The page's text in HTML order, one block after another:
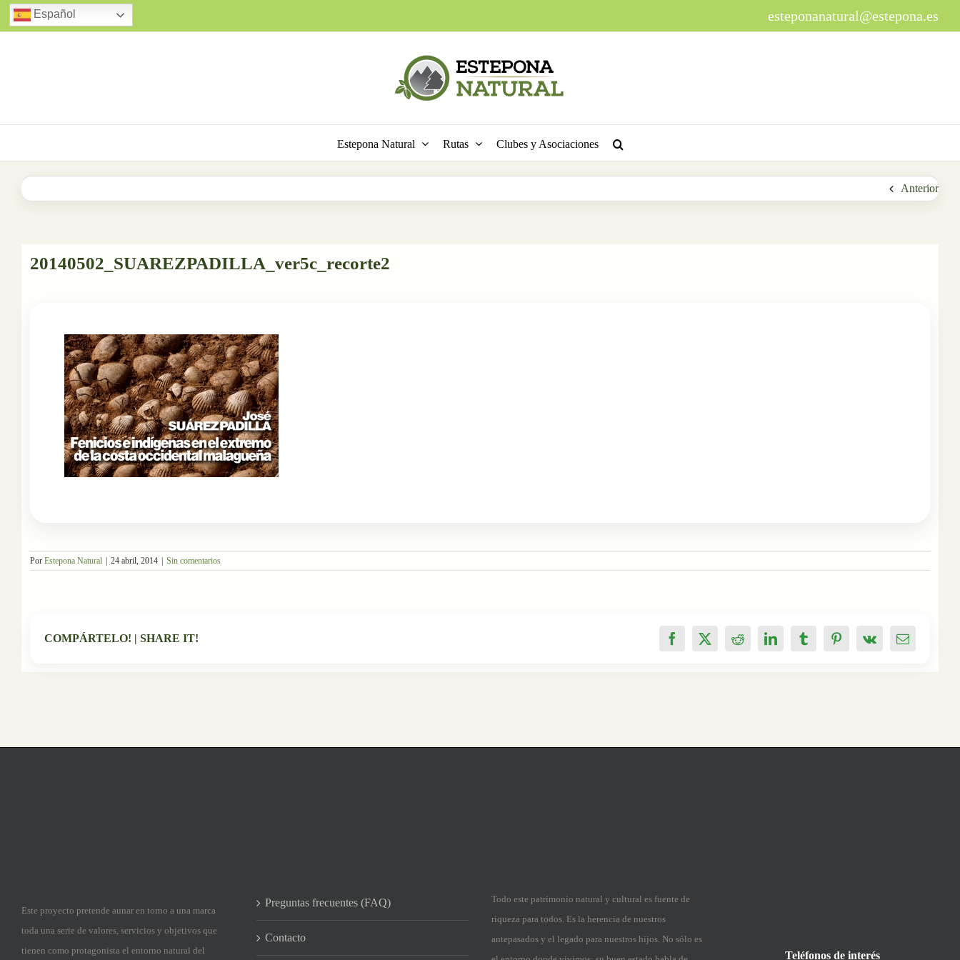
Saltar
contenido
esteponanatural@estepona.es
Estepona Natural Rutas Clubes y Asociaciones
Español
Anterior
20140502_SUAREZPADILLA_ver5c_recorte2
Por Estepona Natural 24 abril, 2014 Sin comentarios
COMPÁRTELO! | SHARE IT! Facebook
X RedditLinkedInTumblrPinterest
Vk
Correo
Este proyecto pretende aunar en torno a una marca
toda una serie de valores, servicios y objetivos que
tienen como protagonista el entorno natural del
Preguntas frecuentes (FAQ)
Contacto
Todo este patrimonio natural y cultural es fuente de
riqueza para todos. Es la herencia de nuestros
antepasados y el legado para nuestros hijos. No sólo es
Teléfonos de interés